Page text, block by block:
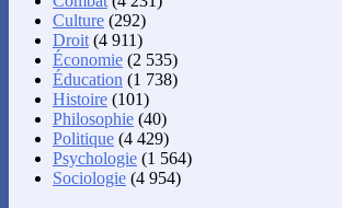
Culture (292)
Droit (4 911)
Économie (2 535)
Éducation (1 738)
Histoire (101)
Philosophie (40)
Politique (4 429)
Psychologie (1 564)
Sociologie (4 954)